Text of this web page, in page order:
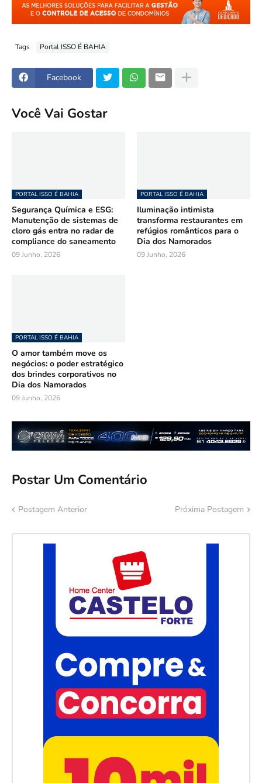
Tags Portal ISSO É BAHIA
Facebook
Você Vai Gostar
PORTAL ISSO É BAHIA
Segurança Química e ESG:
Manutenção de sistemas de
cloro gás entra no radar de
compliance do saneamento
09 Junho, 2026
PORTAL ISSO É BAHIA
Iluminação intimista
transforma restaurantes em
refúgios românticos para o
Dia dos Namorados
09 Junho, 2026
PORTAL ISSO É BAHIA
O amor também move os
negócios: o poder estratégico
dos brindes corporativos no
Dia dos Namorados
09 Junho, 2026
Postar Um Comentário
Postagem Anterior Próxima Postagem